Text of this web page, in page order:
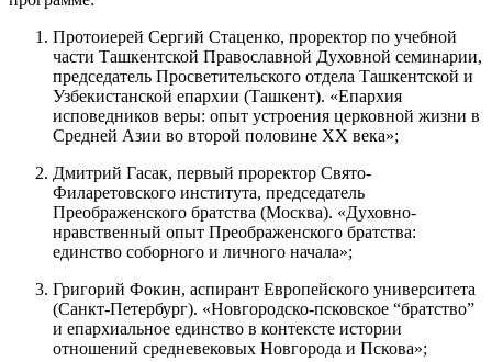
Протоиерей Сергий Стаценко, проректор по учебной
части Ташкентской Православной Духовной семинарии,
председатель Просветительского отдела Ташкентской и
Узбекистанской епархии (Ташкент). «Епархия
исповедников веры: опыт устроения церковной жизни в
Средней Азии во второй половине XX века»;
Дмитрий Гасак, первый проректор Свято-
Филаретовского института, председатель
Преображенского братства (Москва). «Духовно-
нравственный опыт Преображенского братства:
единство соборного и личного начала»;
Григорий Фокин, аспирант Европейского университета
(Санкт-Петербург). «Новгородско-псковское “братство”
и епархиальное единство в контексте истории
отношений средневековых Новгорода и Пскова»;